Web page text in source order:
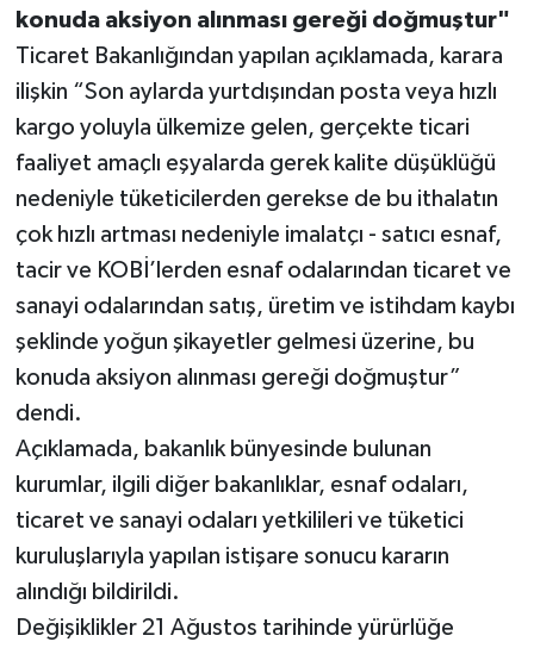
konuda aksiyon alınması gereği doğmuştur"
Ticaret Bakanlığından yapılan açıklamada, karara
ilişkin “Son aylarda yurtdışından posta veya hızlı
kargo yoluyla ülkemize gelen, gerçekte ticari
faaliyet amaçlı eşyalarda gerek kalite düşüklüğü
nedeniyle tüketicilerden gerekse de bu ithalatın
çok hızlı artması nedeniyle imalatçı - satıcı esnaf,
tacir ve KOBİ’lerden esnaf odalarından ticaret ve
sanayi odalarından satış, üretim ve istihdam kaybı
şeklinde yoğun şikayetler gelmesi üzerine, bu
konuda aksiyon alınması gereği doğmuştur”
dendi.
Açıklamada, bakanlık bünyesinde bulunan
kurumlar, ilgili diğer bakanlıklar, esnaf odaları,
ticaret ve sanayi odaları yetkilileri ve tüketici
kuruluşlarıyla yapılan istişare sonucu kararın
alındığı bildirildi.
Değişiklikler 21 Ağustos tarihinde yürürlüğe